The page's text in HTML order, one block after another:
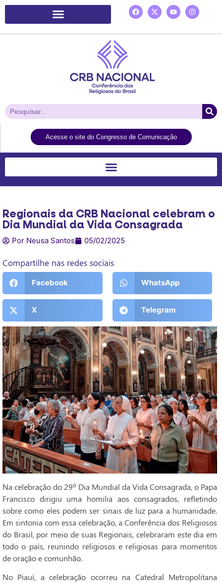
Acesse o site do Congresso de Comunicação
Regionais da CRB Nacional celebram o
Dia Mundial da Vida Consagrada
Por Neusa Santos 05/02/2025
Compartilhe nas redes sociais
Facebook WhatsApp
X Telegram
Na celebração do 29º Dia Mundial da Vida Consagrada, o Papa
Francisco dirigiu uma homilia aos consagrados, refletindo
sobre como eles podem ser sinais de luz para a humanidade.
Em sintonia com essa celebração, a Conferência dos Religiosos
do Brasil, por meio de suas Regionais, celebraram este dia em
todo o país, reunindo religiosos e religiosas para momentos
de oração e comunhão.
No Piauí, a celebração ocorreu na Catedral Metropolitana